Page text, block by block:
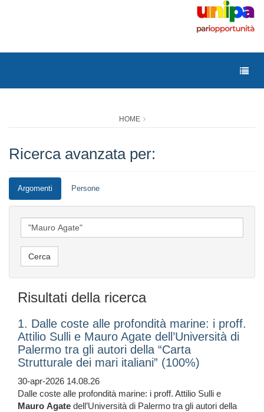
HOME
Ricerca avanzata per:
Argomenti Persone
Risultati della ricerca
1. Dalle coste alle profondità marine: i proff.
Attilio Sulli e Mauro Agate dell’Università di
Palermo tra gli autori della “Carta
Strutturale dei mari italiani” (100%)
30-apr-2026 14.08.26
Dalle coste alle profondità marine: i proff. Attilio Sulli e
Mauro Agate dell’Università di Palermo tra gli autori della